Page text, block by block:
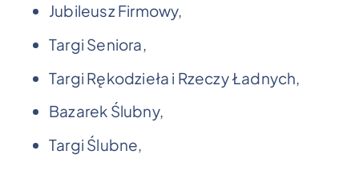
Jubileusz Firmowy,
Targi Seniora,
Targi Rękodzieła i Rzeczy Ładnych,
Bazarek Ślubny,
Targi Ślubne,